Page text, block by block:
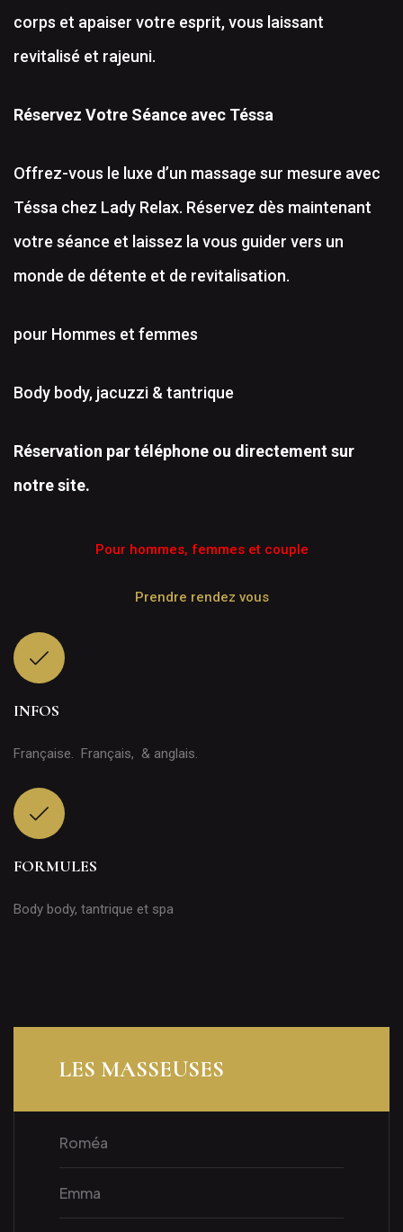
corps et apaiser votre esprit, vous laissant
revitalisé et rajeuni.
Réservez Votre Séance avec Téssa
Offrez-vous le luxe d’un massage sur mesure avec
Téssa chez Lady Relax. Réservez dès maintenant
votre séance et laissez la vous guider vers un
monde de détente et de revitalisation.
pour Hommes et femmes
Body body, jacuzzi & tantrique
Réservation par téléphone ou directement sur
notre site.
Pour hommes, femmes et couple
Prendre rendez vous
INFOS
Française. Français, & anglais.
FORMULES
Body body, tantrique et spa
LES MASSEUSES
Roméa
Emma